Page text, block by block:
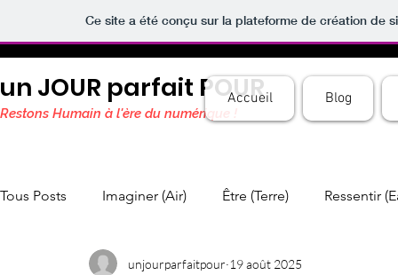
Ce site a été conçu sur la plateforme de création de
un JOUR parfait POUR
Restons Humain à l'ère du numérique !
Accueil Blog
Tous Posts Imaginer (Air) Être (Terre) Ressentir
unjourparfaitpour 19 août 2025